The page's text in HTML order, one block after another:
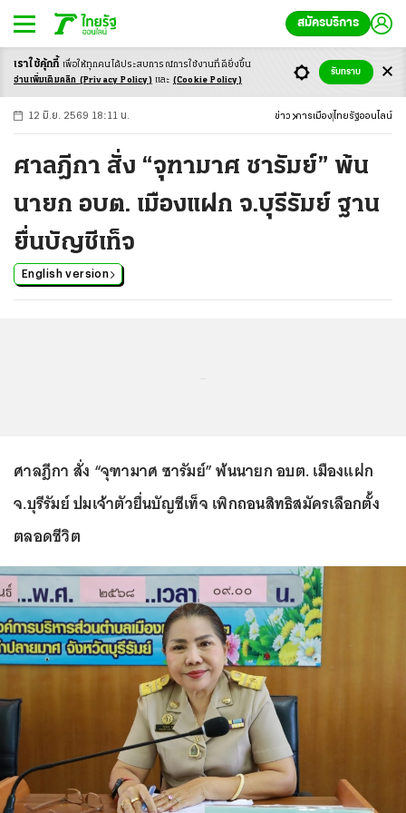
สมัครบริการ
-ก ก ก+
12 มิ.ย. 2569 18:11 น. ข่าว การเมือง ไทยรัฐออนไลน์
ศาลฎีกา สั่ง “จุฑามาศ ซารัมย์” พ้น
นายก อบต. เมืองแฝก จ.บุรีรัมย์ ฐาน
ยื่นบัญชีเท็จ
English version
ศาลฎีกา สั่ง “จุฑามาศ ซารัมย์” พ้นนายก อบต. เมืองแฝก
จ.บุรีรัมย์ ปมเจ้าตัวยื่นบัญชีเท็จ เพิกถอนสิทธิสมัครเลือกตั้ง
ตลอดชีวิต
เราใช้คุ้กกี้ เพื่อให้ทุกคนได้ประสบการณ์การใช้งานที่ดียิ่งขึ้น
อ่านเพิ่มเติมคลิก (Privacy Policy) และ (Cookie Policy)
รับทราบ